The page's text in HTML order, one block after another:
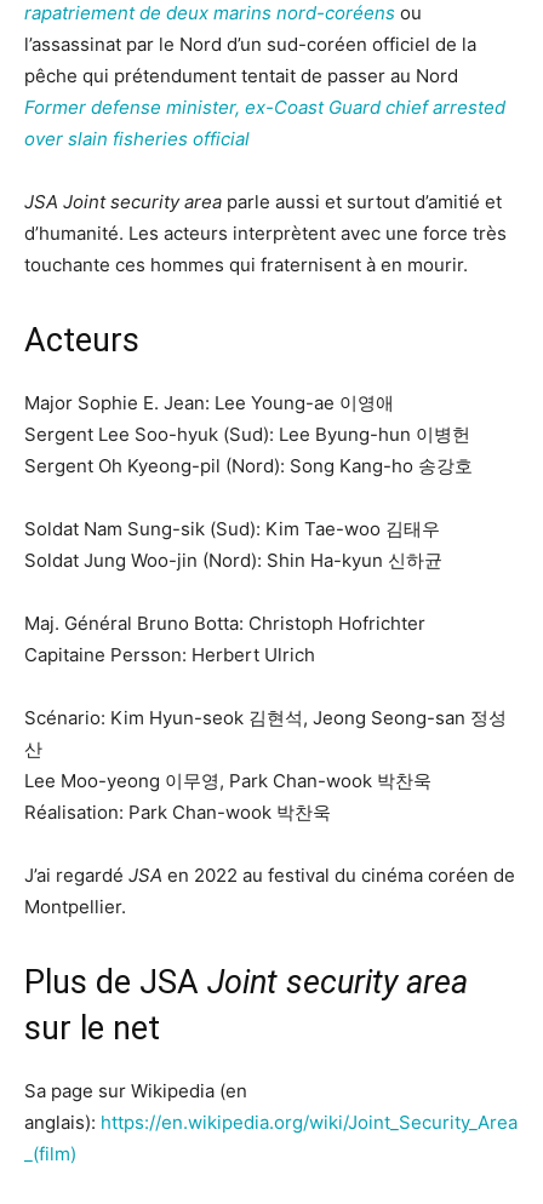
rapatriement de deux marins nord-coréens ou
l’assassinat par le Nord d’un sud-coréen officiel de la
pêche qui prétendument tentait de passer au Nord
Former defense minister, ex-Coast Guard chief arrested
over slain fisheries official
JSA Joint security area parle aussi et surtout d’amitié et
d’humanité. Les acteurs interprètent avec une force très
touchante ces hommes qui fraternisent à en mourir.
Acteurs
Major Sophie E. Jean: Lee Young-ae 이영애
Sergent Lee Soo-hyuk (Sud): Lee Byung-hun 이병헌
Sergent Oh Kyeong-pil (Nord): Song Kang-ho 송강호
Soldat Nam Sung-sik (Sud): Kim Tae-woo 김태우
Soldat Jung Woo-jin (Nord): Shin Ha-kyun 신하균
Maj. Général Bruno Botta: Christoph Hofrichter
Capitaine Persson: Herbert Ulrich
Scénario: Kim Hyun-seok 김현석, Jeong Seong-san 정성
산
Lee Moo-yeong 이무영, Park Chan-wook 박찬욱
Réalisation: Park Chan-wook 박찬욱
J’ai regardé JSA en 2022 au festival du cinéma coréen de
Montpellier.
Plus de JSA Joint security area
sur le net
Sa page sur Wikipedia (en
anglais): https://en.wikipedia.org/wiki/Joint_Security_Area
_(film)